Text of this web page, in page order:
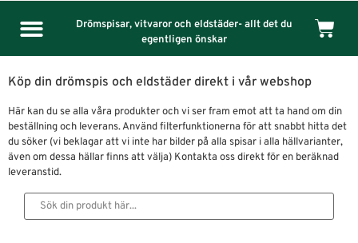
Drömspisar, vitvaror och eldstäder- allt det du
egentligen önskar
Köp din drömspis och eldstäder direkt i vår webshop
Här kan du se alla våra produkter och vi ser fram emot att ta hand om din
beställning och leverans. Använd filterfunktionerna för att snabbt hitta det
du söker (vi beklagar att vi inte har bilder på alla spisar i alla hällvarianter,
även om dessa hällar finns att välja) Kontakta oss direkt för en beräknad
leveranstid.